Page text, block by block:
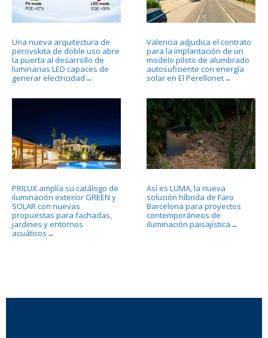
Una nueva arquitectura de
perovskita de doble uso abre
la puerta al desarrollo de
luminarias LED capaces de
generar electricidad →
Valencia adjudica el contrato
para la implantación de un
modelo piloto de alumbrado
autosuficiente con energía
solar en El Perellonet→
PRILUX amplía su catálogo de
iluminación exterior GREEN y
SOLAR con nuevas
propuestas para fachadas,
jardines y entornos
acuáticos →
Así es LUMA, la nueva
solución híbrida de Faro
Barcelona para proyectos
contemporáneos de
iluminación paisajística →